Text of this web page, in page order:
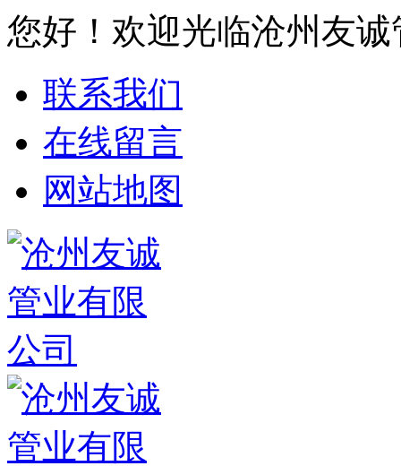
您好！欢迎光临沧州友
联系我们
在线留言
网站地图